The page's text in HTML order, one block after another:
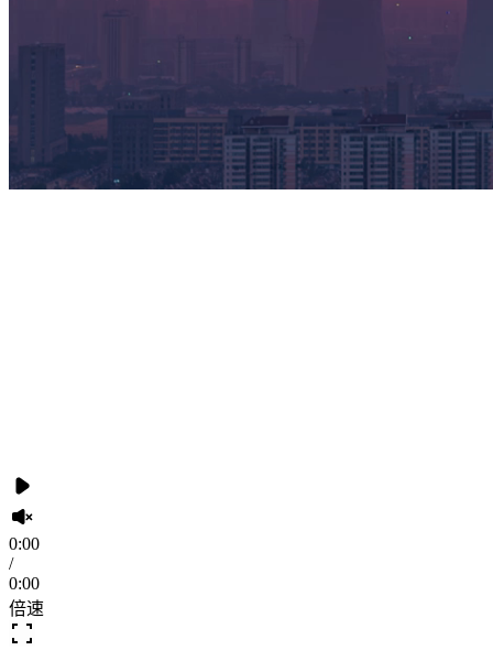
0:00
/
0:00
倍速